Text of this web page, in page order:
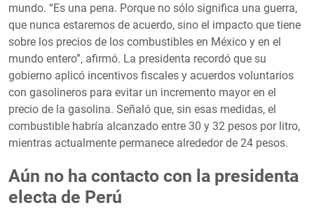
mundo. “Es una pena. Porque no sólo significa una guerra,
que nunca estaremos de acuerdo, sino el impacto que tiene
sobre los precios de los combustibles en México y en el
mundo entero”, afirmó. La presidenta recordó que su
gobierno aplicó incentivos fiscales y acuerdos voluntarios
con gasolineros para evitar un incremento mayor en el
precio de la gasolina. Señaló que, sin esas medidas, el
combustible habría alcanzado entre 30 y 32 pesos por litro,
mientras actualmente permanece alrededor de 24 pesos.
Aún no ha contacto con la presidenta
electa de Perú